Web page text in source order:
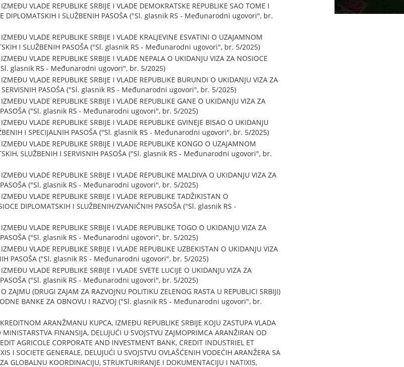
VLADE REPUBLIKE SRBIJE I VLADE DEMOKRATSKE REPUBLIKE SAO TOME I
DIPLOMATSKIH I SLUŽBENIH PASOŠA ("Sl. glasnik RS - Međunarodni ugovori", br.
VLADE REPUBLIKE SRBIJE I VLADE KRALJEVINE ESVATINI O UZAJAMNOM
I SLUŽBENIH PASOŠA ("Sl. glasnik RS - Međunarodni ugovori", br. 5/2025)
VLADE REPUBLIKE SRBIJE I VLADE NEPALA O UKIDANJU VIZA ZA NOSIOCE
glasnik RS - Međunarodni ugovori", br. 5/2025)
VLADE REPUBLIKE SRBIJE I VLADE REPUBLIKE BURUNDI O UKIDANJU VIZA ZA
SERVISNIH PASOŠA ("Sl. glasnik RS - Međunarodni ugovori", br. 5/2025)
VLADE REPUBLIKE SRBIJE I VLADE REPUBLIKE GANE O UKIDANJU VIZA ZA
PASOŠA ("Sl. glasnik RS - Međunarodni ugovori", br. 5/2025)
VLADE REPUBLIKE SRBIJE I VLADE REPUBLIKE GVINEJE BISAO O UKIDANJU
I SPECIJALNIH PASOŠA ("Sl. glasnik RS - Međunarodni ugovori", br. 5/2025)
VLADE REPUBLIKE SRBIJE I VLADE REPUBLIKE KONGO O UZAJAMNOM
SLUŽBENIH I SERVISNIH PASOŠA ("Sl. glasnik RS - Međunarodni ugovori", br.
VLADE REPUBLIKE SRBIJE I VLADE REPUBLIKE MALDIVA O UKIDANJU VIZA ZA
PASOŠA ("Sl. glasnik RS - Međunarodni ugovori", br. 5/2025)
VLADE REPUBLIKE SRBIJE I VLADE REPUBLIKE TADŽIKISTAN O
DIPLOMATSKIH I SLUŽBENIH/ZVANIČNIH PASOŠA ("Sl. glasnik RS -
VLADE REPUBLIKE SRBIJE I VLADE REPUBLIKE TOGO O UKIDANJU VIZA ZA
PASOŠA ("Sl. glasnik RS - Međunarodni ugovori", br. 5/2025)
VLADE REPUBLIKE SRBIJE I VLADE REPUBLIKE UZBEKISTAN O UKIDANJU VIZA
PASOŠA ("Sl. glasnik RS - Međunarodni ugovori", br. 5/2025)
VLADE REPUBLIKE SRBIJE I VLADE SVETE LUCIJE O UKIDANJU VIZA ZA
PASOŠA ("Sl. glasnik RS - Međunarodni ugovori", br. 5/2025)
ZAJMU (DRUGI ZAJAM ZA RAZVOJNU POLITIKU ZELENOG RASTA U REPUBLICI SRBIJI)
BANKE ZA OBNOVU I RAZVOJ ("Sl. glasnik RS - Međunarodni ugovori", br.
ARANŽMANU KUPCA, IZMEĐU REPUBLIKE SRBIJE KOJU ZASTUPA VLADA
MINISTARSTVA FINANSIJA, DELUJUĆI U SVOJSTVU ZAJMOPRIMCA ARANŽIRAN OD
AGRICOLE CORPORATE AND INVESTMENT BANK, CREDIT INDUSTRIEL ET
I SOCIETE GENERALE, DELUJUĆI U SVOJSTVU OVLAŠĆENIH VODEĆIH ARANŽERA SA
GLOBALNU KOORDINACIJU, STRUKTURIRANJE I DOKUMENTACIJU I NATIXIS,